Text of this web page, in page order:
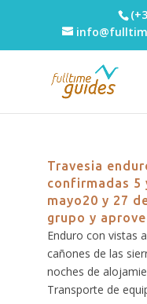
Travesia
confirmadas 5
mayo20 y 27
grupo y
Enduro con vistas
cañones de las
noches de
Transporte de